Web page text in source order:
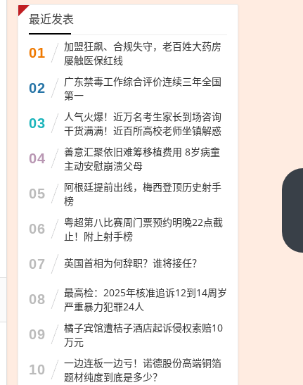
最近发表
01
加盟狂飙、合规失守，老百姓大药房
屡触医保红线
02
广东禁毒工作综合评价连续三年全国
第一
03
人气火爆！近万名考生家长到场咨询
干货满满！近百所高校老师坐镇解惑
04
善意汇聚依旧难筹移植费用 8岁病童
主动安慰崩溃父母
05
阿根廷提前出线，梅西登顶历史射手
榜
06
粤超第八比赛周门票预约明晚22点截
止！附上射手榜
07 英国首相为何辞职？谁将接任？
08
最高检：2025年核准追诉12到14周岁
严重暴力犯罪24人
09
橘子宾馆遭桔子酒店起诉侵权索赔10
万元
10
一边连板一边亏！诺德股份高端铜箔
题材纯度到底是多少？